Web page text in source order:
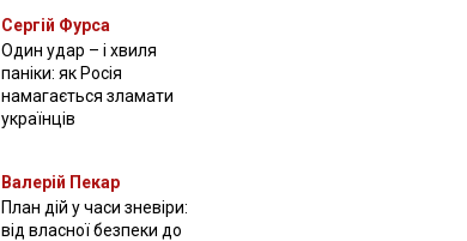
Сергій Фурса
Один удар – і хвиля
паніки: як Росія
намагається зламати
українців
Валерій Пекар
План дій у часи зневіри:
від власної безпеки до